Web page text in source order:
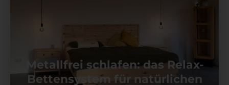
Metallfrei schlafen: das Relax-
Bettensystem für natürlichen